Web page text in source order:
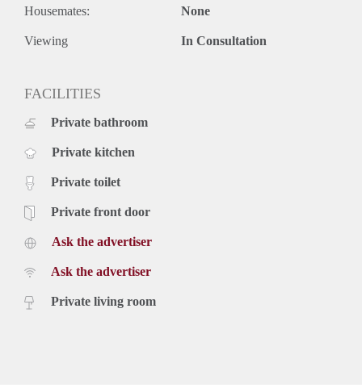
Housemates: None
Viewing In Consultation
FACILITIES
Private bathroom
Private kitchen
Private toilet
Private front door
Ask the advertiser
Ask the advertiser
Private living room